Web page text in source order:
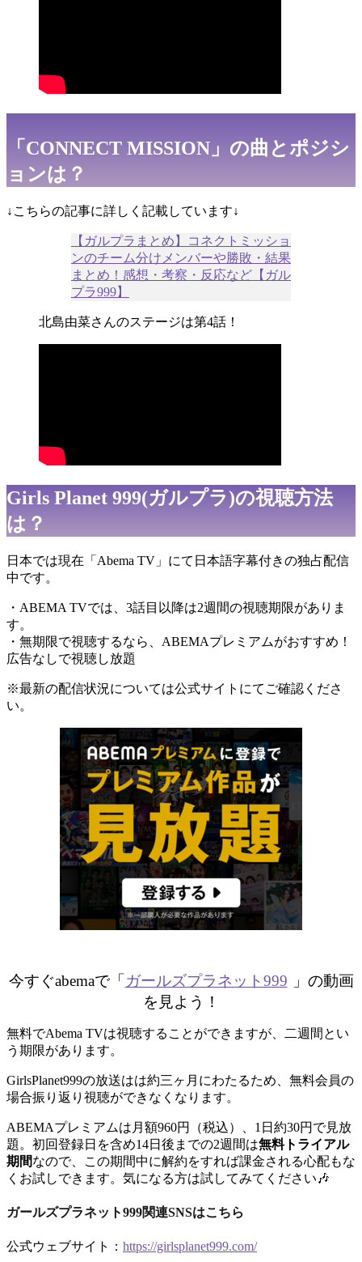
「CONNECT MISSION」の曲とポジシ
ョンは？
↓こちらの記事に詳しく記載しています↓
【ガルプラまとめ】コネクトミッショ
ンのチーム分けメンバーや勝敗・結果
まとめ！感想・考察・反応など【ガル
プラ999】
北島由菜さんのステージは第4話！
Girls Planet 999(ガルプラ)の視聴方法
は？
日本では現在「Abema TV」にて日本語字幕付きの独占配信
中です。
・ABEMA TVでは、3話目以降は2週間の視聴期限がありま
す。
・無期限で視聴するなら、ABEMAプレミアムがおすすめ！
広告なしで視聴し放題
※最新の配信状況については公式サイトにてご確認くださ
い。
今すぐabemaで「ガールズプラネット999
」の動画
を見よう！
無料でAbema TVは視聴することができますが、二週間とい
う期限があります。
GirlsPlanet999の放送はは約三ヶ月にわたるため、無料会員の
場合振り返り視聴ができなくなります。
ABEMAプレミアムは月額960円（税込）、1日約30円で見放
題。初回登録日を含め14日後までの2週間は無料トライアル
期間なので、この期間中に解約をすれば課金される心配もな
くお試しできます。気になる方は試してみてください🎶
ガールズプラネット999関連SNSはこちら
公式ウェブサイト： https://girlsplanet999.com/